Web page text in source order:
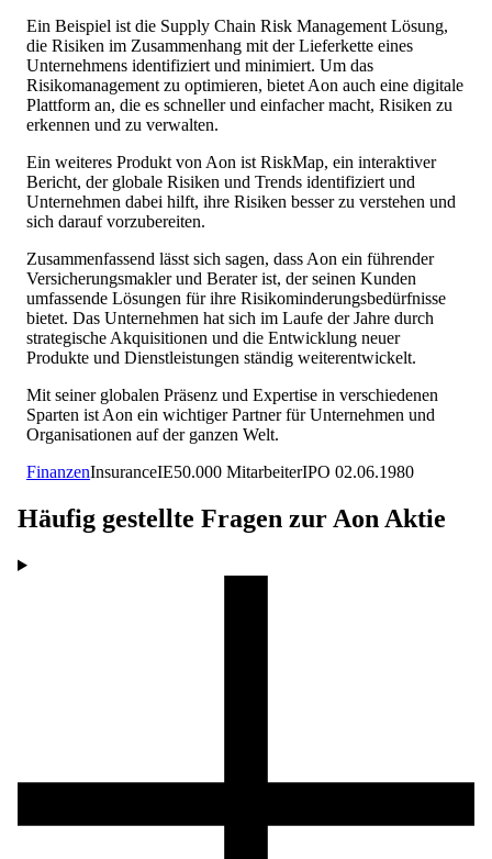
Ein Beispiel ist die Supply Chain Risk Management Lösung,
die Risiken im Zusammenhang mit der Lieferkette eines
Unternehmens identifiziert und minimiert. Um das
Risikomanagement zu optimieren, bietet Aon auch eine digitale
Plattform an, die es schneller und einfacher macht, Risiken zu
erkennen und zu verwalten.
Ein weiteres Produkt von Aon ist RiskMap, ein interaktiver
Bericht, der globale Risiken und Trends identifiziert und
Unternehmen dabei hilft, ihre Risiken besser zu verstehen und
sich darauf vorzubereiten.
Zusammenfassend lässt sich sagen, dass Aon ein führender
Versicherungsmakler und Berater ist, der seinen Kunden
umfassende Lösungen für ihre Risikominderungsbedürfnisse
bietet. Das Unternehmen hat sich im Laufe der Jahre durch
strategische Akquisitionen und die Entwicklung neuer
Produkte und Dienstleistungen ständig weiterentwickelt.
Mit seiner globalen Präsenz und Expertise in verschiedenen
Sparten ist Aon ein wichtiger Partner für Unternehmen und
Organisationen auf der ganzen Welt.
FinanzenInsuranceIE50.000 MitarbeiterIPO 02.06.1980
Häufig gestellte Fragen zur Aon Aktie